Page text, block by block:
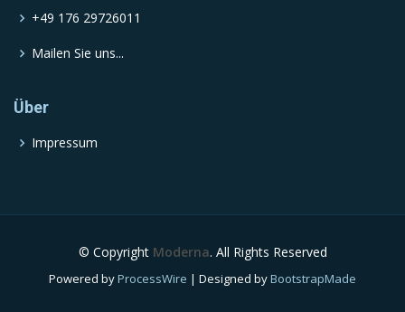
+49 176 29726011
Mailen Sie uns...
Über
Impressum
© Copyright Moderna. All Rights Reserved
Powered byProcessWire | Designed byBootstrapMade